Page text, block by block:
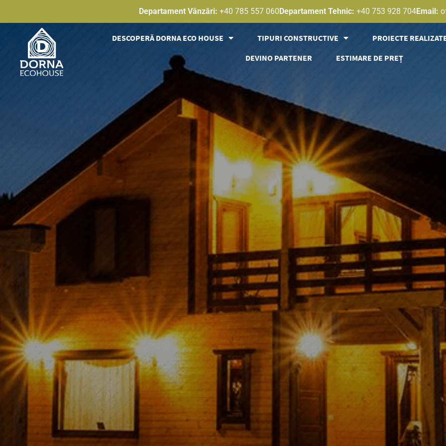
Departament Vânzări: +40 785 557 060Departament Tehnic: +40 753 928 704Email:
DESCOPERĂ DORNA ECO HOUSE TIPURI CONSTRUCTIVE
PROIECTE
DEVINO PARTENER
ESTIMARE DE PREȚ